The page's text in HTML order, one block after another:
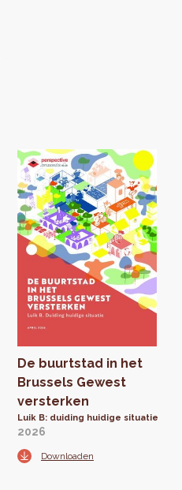
De buurtstad in het
Brussels Gewest
versterken
Luik B: duiding huidige situatie
2026
Downloaden